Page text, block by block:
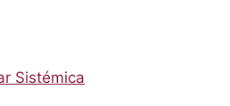
Sistémica